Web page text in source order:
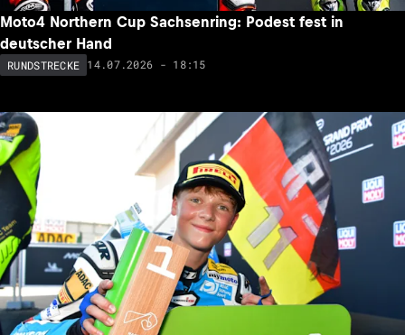
Moto4 Northern Cup Sachsenring: Podest fest in
deutscher Hand
RUNDSTRECKE 14.07.2026 - 18:15